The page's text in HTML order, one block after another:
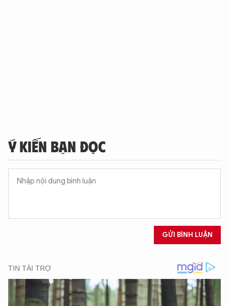
Ý KIẾN BẠN ĐỌC
GỬI BÌNH LUẬN